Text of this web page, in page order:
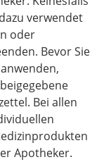
verwendet
oder
Bevor Sie
Bei allen
Apotheker.